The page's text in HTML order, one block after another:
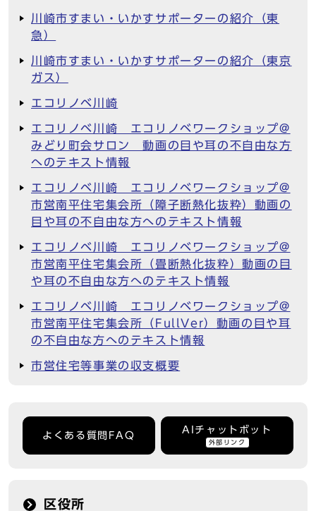
川崎市すまい・いかすサポーターの紹介（東
急）
川崎市すまい・いかすサポーターの紹介（東京
ガス）
エコリノベ川崎
エコリノベ川崎 エコリノベワークショップ@
みどり町会サロン 動画の目や耳の不自由な方
へのテキスト情報
エコリノベ川崎 エコリノベワークショップ@
市営南平住宅集会所（障子断熱化抜粋）動画の
目や耳の不自由な方へのテキスト情報
エコリノベ川崎 エコリノベワークショップ@
市営南平住宅集会所（畳断熱化抜粋）動画の目
や耳の不自由な方へのテキスト情報
エコリノベ川崎 エコリノベワークショップ@
市営南平住宅集会所（FullVer）動画の目や耳
の不自由な方へのテキスト情報
市営住宅等事業の収支概要
よくある質問FAQ
AIチャットボット
外部リンク
区役所